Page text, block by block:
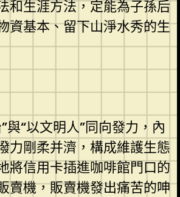
和生涯方法，定能為子孫后
資基本、留下山淨水秀的生
與“以文明人”同向發力，內
力剛柔并濟，構成維護生態
將信用卡插進咖啡館門口的
賣機，販賣機發出痛苦的呻